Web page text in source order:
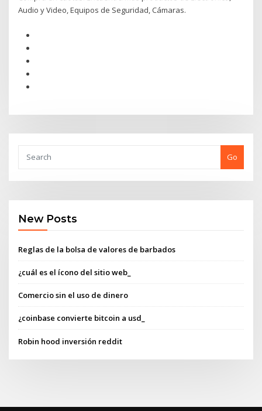
Audio y Video, Equipos de Seguridad, Cámaras.
Go
New Posts
Reglas de la bolsa de valores de barbados
¿cuál es el ícono del sitio web_
Comercio sin el uso de dinero
¿coinbase convierte bitcoin a usd_
Robin hood inversión reddit